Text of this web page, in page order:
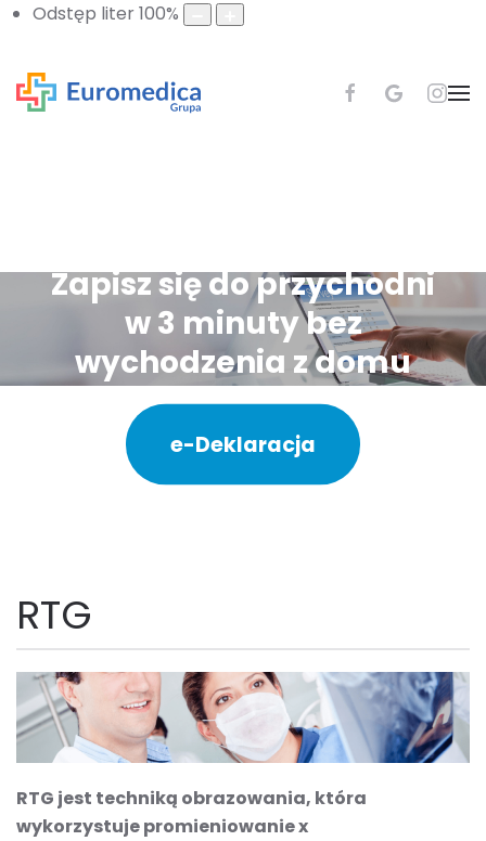
Odstęp liter100%
Zapisz się do przychodni
w 3 minuty bez
wychodzenia z domu
e-Deklaracja
RTG
RTG jest techniką obrazowania, która
wykorzystuje promieniowanie x